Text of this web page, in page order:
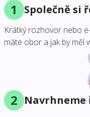
1 Společně si
Krátký rozhovor nebo
máte obor a jak by měl
2 Navrhneme